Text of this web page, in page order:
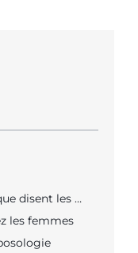
Preuves scientifiques : ce que disent les études
les femmes